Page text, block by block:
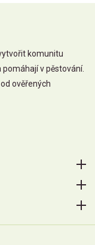
komunitu
v pěstování.
ověřených